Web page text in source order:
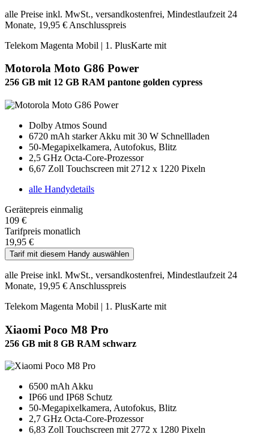
alle Preise inkl. MwSt., versandkostenfrei, Mindestlaufzeit 24
Monate, 19,95 € Anschlusspreis
Telekom Magenta Mobil | 1. PlusKarte mit
Motorola Moto G86 Power
256 GB mit 12 GB RAM pantone golden cypress
Dolby Atmos Sound
6720 mAh starker Akku mit 30 W Schnellladen
50-Megapixelkamera, Autofokus, Blitz
2,5 GHz Octa-Core-Prozessor
6,67 Zoll Touchscreen mit 2712 x 1220 Pixeln
alle Handydetails
Gerätepreis einmalig
109 €
Tarifpreis monatlich
19,95 €
Tarif mit diesem Handy auswählen
alle Preise inkl. MwSt., versandkostenfrei, Mindestlaufzeit 24
Monate, 19,95 € Anschlusspreis
Telekom Magenta Mobil | 1. PlusKarte mit
Xiaomi Poco M8 Pro
256 GB mit 8 GB RAM schwarz
6500 mAh Akku
IP66 und IP68 Schutz
50-Megapixelkamera, Autofokus, Blitz
2,7 GHz Octa-Core-Prozessor
6,83 Zoll Touchscreen mit 2772 x 1280 Pixeln